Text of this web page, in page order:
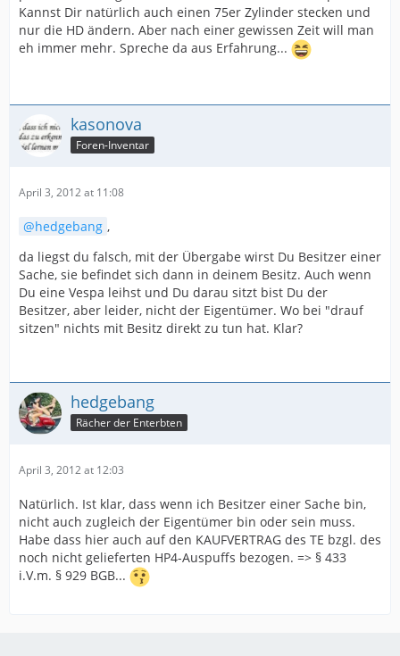
Kannst Dir natürlich auch einen 75er Zylinder stecken und
nur die HD ändern. Aber nach einer gewissen Zeit will man
eh immer mehr. Spreche da aus Erfahrung...
kasonova
Foren-Inventar
April 3, 2012 at 11:08
hedgebang ,
da liegst du falsch, mit der Übergabe wirst Du Besitzer einer
Sache, sie befindet sich dann in deinem Besitz. Auch wenn
Du eine Vespa leihst und Du darau sitzt bist Du der
Besitzer, aber leider, nicht der Eigentümer. Wo bei "drauf
sitzen" nichts mit Besitz direkt zu tun hat. Klar?
hedgebang
Rächer der Enterbten
April 3, 2012 at 12:03
Natürlich. Ist klar, dass wenn ich Besitzer einer Sache bin,
nicht auch zugleich der Eigentümer bin oder sein muss.
Habe dass hier auch auf den KAUFVERTRAG des TE bzgl. des
noch nicht gelieferten HP4-Auspuffs bezogen. => § 433
i.V.m. § 929 BGB...